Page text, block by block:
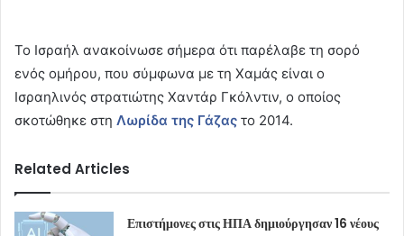
Το Ισραήλ ανακοίνωσε σήμερα ότι παρέλαβε τη σορό
ενός ομήρου, που σύμφωνα με τη Χαμάς είναι ο
Ισραηλινός στρατιώτης Χαντάρ Γκόλντιν, ο οποίος
σκοτώθηκε στη Λωρίδα της Γάζας το 2014.
Related Articles
Επιστήμονες στις ΗΠΑ δημιούργησαν 16 νέους